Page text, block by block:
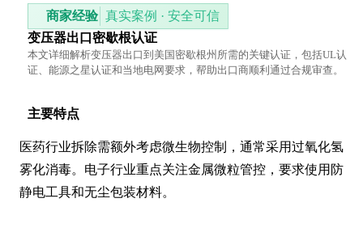
商家经验 真实案例 · 安全可信
变压器出口密歇根认证
本文详细解析变压器出口到美国密歇根州所需的关键认证，包括UL认
证、能源之星认证和当地电网要求，帮助出口商顺利通过合规审查。
主要特点
医药行业拆除需额外考虑微生物控制，通常采用过氧化氢
雾化消毒。电子行业重点关注金属微粒管控，要求使用防
静电工具和无尘包装材料。